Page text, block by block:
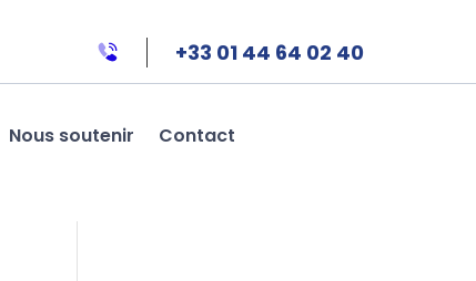
+33 01 44 64 02 40
Nous soutenir Contact